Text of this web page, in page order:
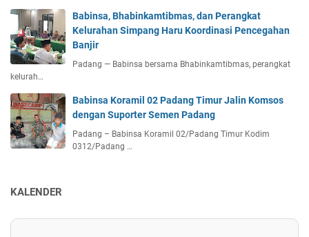
Babinsa, Bhabinkamtibmas, dan Perangkat
Kelurahan Simpang Haru Koordinasi Pencegahan
Banjir
Padang — Babinsa bersama Bhabinkamtibmas, perangkat
kelurah…
Babinsa Koramil 02 Padang Timur Jalin Komsos
dengan Suporter Semen Padang
Padang – Babinsa Koramil 02/Padang Timur Kodim
0312/Padang …
KALENDER